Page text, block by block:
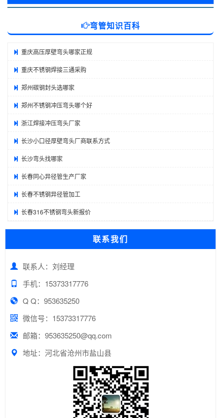
弯管知识百科
重庆高压厚壁弯头哪家正规
重庆不锈钢焊接三通采购
郑州碳钢封头选哪家
郑州不锈钢冲压弯头哪个好
浙江焊接冲压弯头厂家
长沙小口径厚壁弯头厂商联系方式
长沙弯头找哪家
长春同心异径管生产厂家
长春不锈钢异径管加工
长春316不锈钢弯头新报价
联系我们
联系人：刘经理
手机：15373317776
Q Q：953635250
微信号：15373317776
邮箱：953635250@qq.com
地址：河北省沧州市盐山县